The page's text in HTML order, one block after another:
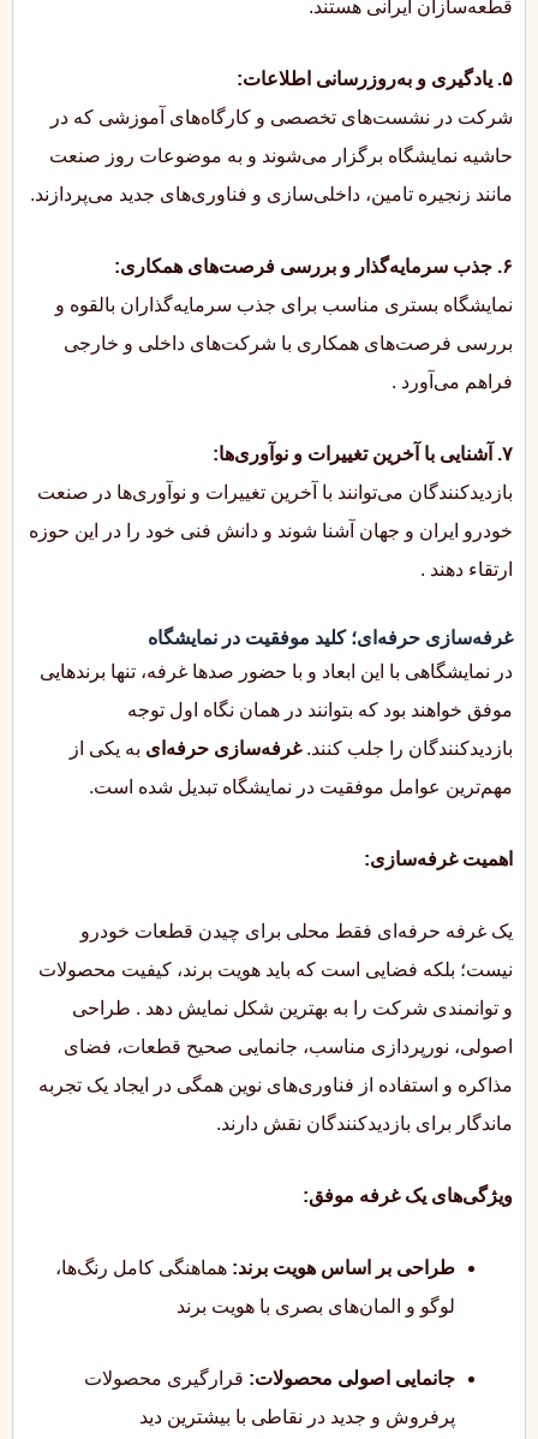
قطعه‌سازان ایرانی هستند.
۵. یادگیری و به‌روزرسانی اطلاعات:
شرکت در نشست‌های تخصصی و کارگاه‌های آموزشی که در
حاشیه نمایشگاه برگزار می‌شوند و به موضوعات روز صنعت
مانند زنجیره تامین، داخلی‌سازی و فناوری‌های جدید می‌پردازند.
۶. جذب سرمایه‌گذار و بررسی فرصت‌های همکاری:
نمایشگاه بستری مناسب برای جذب سرمایه‌گذاران بالقوه و
بررسی فرصت‌های همکاری با شرکت‌های داخلی و خارجی
فراهم می‌آورد .
۷. آشنایی با آخرین تغییرات و نوآوری‌ها:
بازدیدکنندگان می‌توانند با آخرین تغییرات و نوآوری‌ها در صنعت
خودرو ایران و جهان آشنا شوند و دانش فنی خود را در این حوزه
ارتقاء دهند .
غرفه‌سازی حرفه‌ای؛ کلید موفقیت در نمایشگاه
در نمایشگاهی با این ابعاد و با حضور صدها غرفه، تنها برندهایی
موفق خواهند بود که بتوانند در همان نگاه اول توجه
بازدیدکنندگان را جلب کنند.غرفه‌سازی حرفه‌ای به یکی از
مهم‌ترین عوامل موفقیت در نمایشگاه تبدیل شده است.
اهمیت غرفه‌سازی:
یک غرفه حرفه‌ای فقط محلی برای چیدن قطعات خودرو
نیست؛ بلکه فضایی است که باید هویت برند، کیفیت محصولات
و توانمندی شرکت را به بهترین شکل نمایش دهد . طراحی
اصولی، نورپردازی مناسب، جانمایی صحیح قطعات، فضای
مذاکره و استفاده از فناوری‌های نوین همگی در ایجاد یک تجربه
ماندگار برای بازدیدکنندگان نقش دارند.
ویژگی‌های یک غرفه موفق:
طراحی بر اساس هویت برند: هماهنگی کامل رنگ‌ها،
لوگو و المان‌های بصری با هویت برند
جانمایی اصولی محصولات: قرارگیری محصولات
پرفروش و جدید در نقاطی با بیشترین دید